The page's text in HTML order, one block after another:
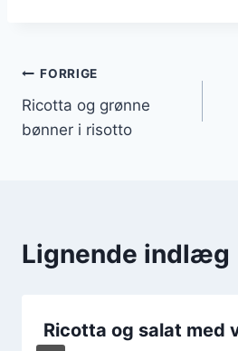
Indlægsnavigation
FORRIGE
Ricotta og grønne
bønner i risotto
Lignende indlæg
Ricotta og salat med